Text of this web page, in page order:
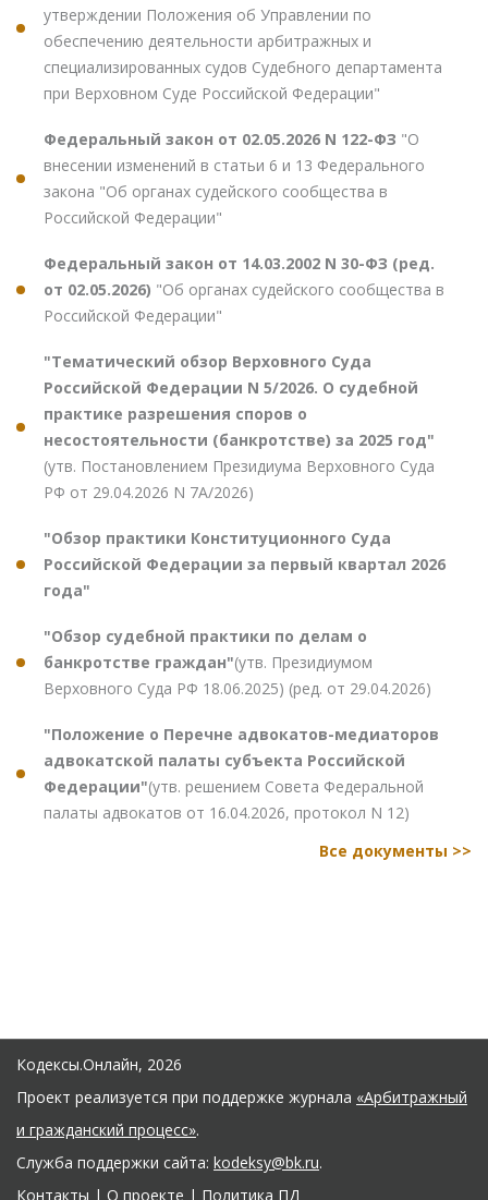
утверждении Положения об Управлении по
обеспечению деятельности арбитражных и
специализированных судов Судебного департамента
при Верховном Суде Российской Федерации"
Федеральный закон от 02.05.2026 N 122-ФЗ "О
внесении изменений в статьи 6 и 13 Федерального
закона "Об органах судейского сообщества в
Российской Федерации"
Федеральный закон от 14.03.2002 N 30-ФЗ (ред.
от 02.05.2026) "Об органах судейского сообщества в
Российской Федерации"
"Тематический обзор Верховного Суда
Российской Федерации N 5/2026. О судебной
практике разрешения споров о
несостоятельности (банкротстве) за 2025 год"
(утв. Постановлением Президиума Верховного Суда
РФ от 29.04.2026 N 7А/2026)
"Обзор практики Конституционного Суда
Российской Федерации за первый квартал 2026
года"
"Обзор судебной практики по делам о
банкротстве граждан"(утв. Президиумом
Верховного Суда РФ 18.06.2025) (ред. от 29.04.2026)
"Положение о Перечне адвокатов-медиаторов
адвокатской палаты субъекта Российской
Федерации"(утв. решением Совета Федеральной
палаты адвокатов от 16.04.2026, протокол N 12)
Все документы >>
Кодексы.Онлайн, 2026
Проект реализуется при поддержке журнала «Арбитражный
и гражданский процесс».
Служба поддержки сайта: kodeksy@bk.ru.
Контакты | О проекте | Политика ПД